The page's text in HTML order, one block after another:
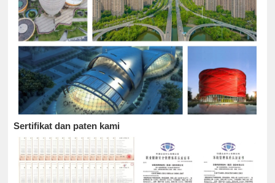
Sertifikat dan paten kami